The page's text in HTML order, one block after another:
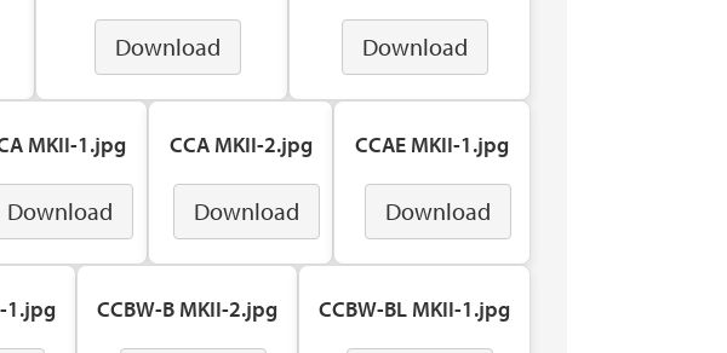
Download Download
MKII-1.jpg
Download
CCA MKII-2.jpg
Download
CCAE MKII-1.jpg
Download
1.jpg CCBW-B MKII-2.jpg CCBW-BL MKII-1.jpg